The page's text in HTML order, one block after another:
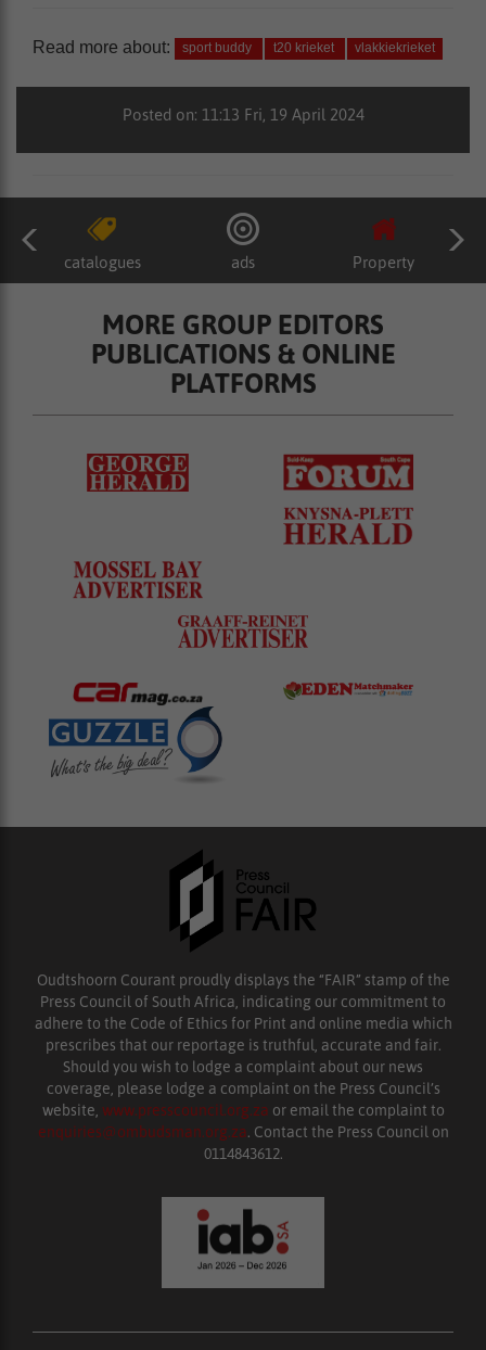
Read more about: sport buddy t20 krieket vlakkiekrieket
Posted on: 11:13 Fri, 19 April 2024
catalogues ads Property
MORE GROUP EDITORS
PUBLICATIONS & ONLINE
PLATFORMS
Oudtshoorn Courant proudly displays the “FAIR” stamp of the
Press Council of South Africa, indicating our commitment to
adhere to the Code of Ethics for Print and online media which
prescribes that our reportage is truthful, accurate and fair.
Should you wish to lodge a complaint about our news
coverage, please lodge a complaint on the Press Council’s
website, www.presscouncil.org.za or email the complaint to
enquiries@ombudsman.org.za. Contact the Press Council on
0114843612.